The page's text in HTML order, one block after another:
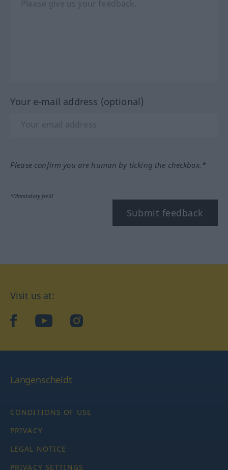
Your e-mail address (optional)
Please confirm you are human by ticking the checkbox.*
*Mandatory field
Submit feedback
Visit us at:
facebookYouTubeInstagram
Langenscheidt
CONDITIONS OF USE
PRIVACY
LEGAL NOTICE
PRIVACY SETTINGS